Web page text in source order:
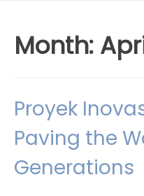
Month:
Proyek
Paving the
Generations